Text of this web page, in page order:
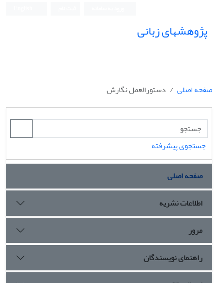
پژوهشهای زبانی
صفحه اصلی دستورالعمل نگارش
جستجوی پیشرفته
صفحه اصلی
اطلاعات نشریه
مرور
راهنمای نویسندگان